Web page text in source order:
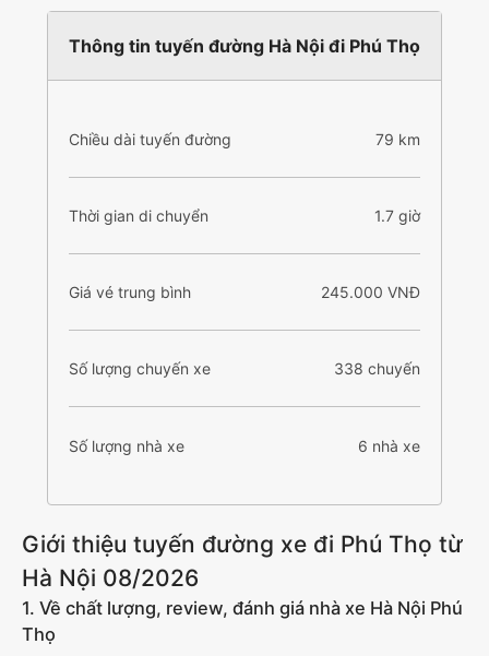
Thông tin tuyến đường Hà Nội đi Phú Thọ
Chiều dài tuyến đường 79 km
Thời gian di chuyển 1.7 giờ
Giá vé trung bình 245.000 VNĐ
Số lượng chuyến xe 338 chuyến
Số lượng nhà xe 6 nhà xe
Giới thiệu tuyến đường xe đi Phú Thọ từ
Hà Nội 08/2026
1. Về chất lượng, review, đánh giá nhà xe Hà Nội Phú
Thọ